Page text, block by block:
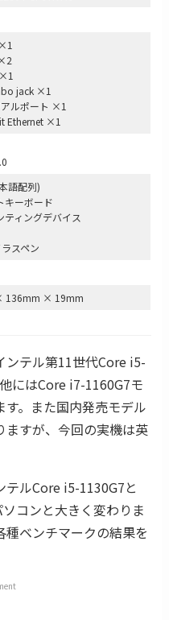
jack ×1
ルポート ×1
Ethernet ×1
語配列)
キーボード
ティングデバイス
スペン
136mm × 19mm
ンテル第11世代Core i5-
にはCore i7-1160G7モ
。また国内発売モデル
ますが、今回の実機は英
ルCore i5-1130G7と
コンと大きく変わりま
ベンチマークの結果を